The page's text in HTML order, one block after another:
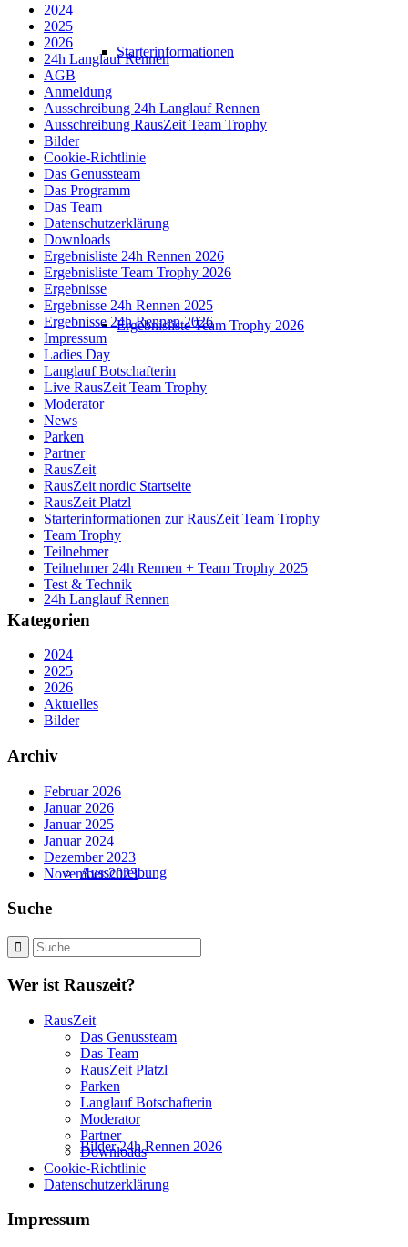
Starterinformationen
Ergebnisliste Team Trophy 2026
24h Langlauf Rennen
Ausschreibung
Bilder 24h Rennen 2026
2024
2025
2026
24h Langlauf Rennen
AGB
Anmeldung
Ausschreibung 24h Langlauf Rennen
Ausschreibung RausZeit Team Trophy
Bilder
Cookie-Richtlinie
Das Genussteam
Das Programm
Das Team
Datenschutzerklärung
Downloads
Ergebnisliste 24h Rennen 2026
Ergebnisliste Team Trophy 2026
Ergebnisse
Ergebnisse 24h Rennen 2025
Ergebnisse 24h Rennen 2026
Impressum
Ladies Day
Langlauf Botschafterin
Live RausZeit Team Trophy
Moderator
News
Parken
Partner
RausZeit
RausZeit nordic Startseite
RausZeit Platzl
Starterinformationen zur RausZeit Team Trophy
Team Trophy
Teilnehmer
Teilnehmer 24h Rennen + Team Trophy 2025
Test & Technik
Kategorien
2024
2025
2026
Aktuelles
Bilder
Archiv
Februar 2026
Januar 2026
Januar 2025
Januar 2024
Dezember 2023
November 2023
Suche
Wer ist Rauszeit?
RausZeit
Das Genussteam
Das Team
RausZeit Platzl
Parken
Langlauf Botschafterin
Moderator
Partner
Downloads
Cookie-Richtlinie
Datenschutzerklärung
Impressum